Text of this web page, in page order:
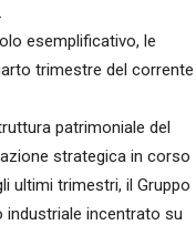
esemplificativo, le
trimestre del corrente
patrimoniale del
strategica in corso
ultimi trimestri, il Gruppo
industriale incentrato su